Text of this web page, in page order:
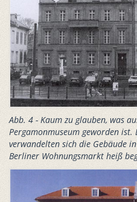
Abb. 4 - Kaum zu glauben, was
Pergamonmuseum geworden
verwandelten sich die Gebäude
Berliner Wohnungsmarkt heiß